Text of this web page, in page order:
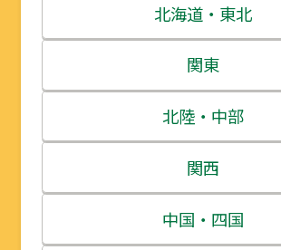
北海道・東北
北海道
青森県
岩手県
宮城県
関東
茨城県
栃木県
群馬県
北陸・中部
新潟県
富山県
関西
三重県
中国・四国